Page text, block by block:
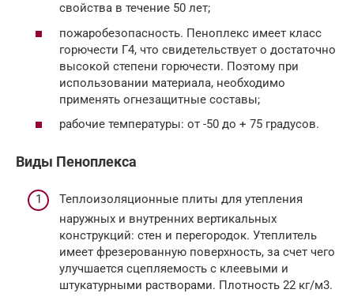
свойства в течение 50 лет;
пожаробезопасность. Пеноплекс имеет класс
горючести Г4, что свидетельствует о достаточно
высокой степени горючести. Поэтому при
использовании материала, необходимо
применять огнезащитные составы;
рабочие температуры: от -50 до + 75 градусов.
Виды Пеноплекса
Теплоизоляционные плиты для утепления
наружных и внутренних вертикальных
конструкций: стен и перегородок. Утеплитель
имеет фрезерованную поверхность, за счет чего
улучшается сцепляемость с клеевыми и
штукатурными растворами. Плотность 22 кг/м3.